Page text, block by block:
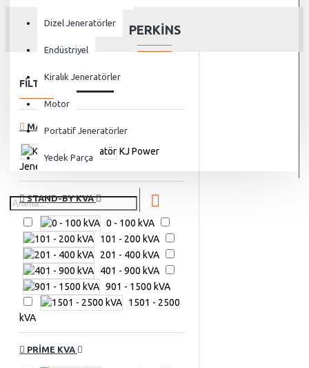
Dizel Jeneratörler
Endüstriyel
Kiralık Jeneratörler
Motor
Portatif Jeneratörler
Yedek Parça
PERKINS
FILTRELE
MARKALAR
KJ Power
Jeneratör
STAND-BY KVA
0 - 100 kVA
101 - 200 kVA
201 - 400 kVA
401 - 900 kVA
901 - 1500 kVA
1501 - 2500
kVA
PRIME KVA